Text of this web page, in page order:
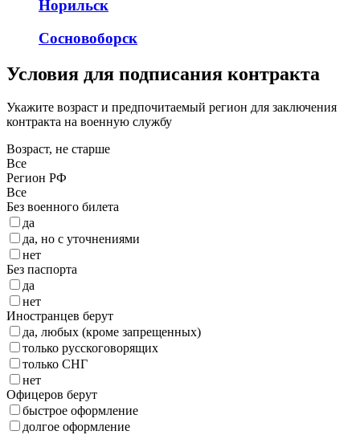
Норильск
Сосновоборск
Условия для подписания контракта
Укажите возраст и предпочитаемый регион для заключения
контракта на военную службу
Возраст, не старше
Все
Регион РФ
Все
Без военного билета
да
да, но с уточнениями
нет
Без паспорта
да
нет
Иностранцев берут
да, любых (кроме запрещенных)
только русскоговорящих
только СНГ
нет
Офицеров берут
быстрое оформление
долгое оформление